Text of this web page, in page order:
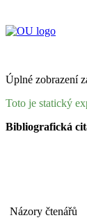
Úplné zobrazení
Toto je statický
Bibliografická
Názory čtenářů